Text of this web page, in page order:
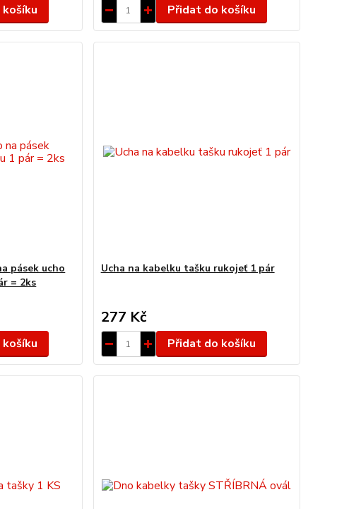
Přidat do košíku
pásek ucho
= 2ks
Ucha na kabelku tašku rukojeť 1 pár
277 Kč
Přidat do košíku